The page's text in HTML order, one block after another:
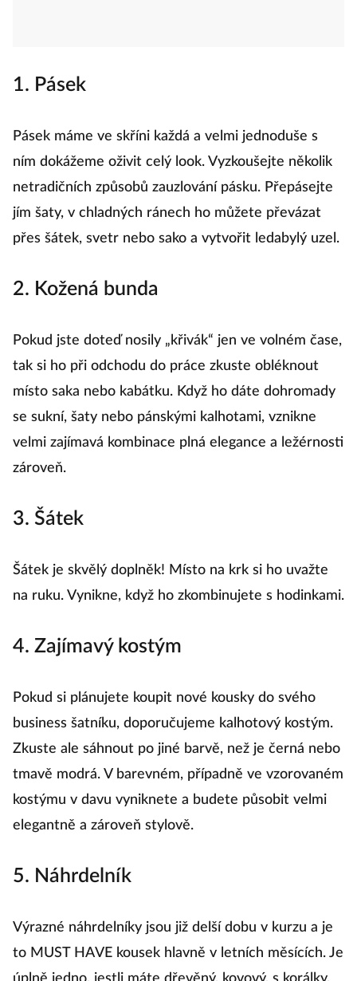
1. Pásek
Pásek máme ve skříni každá a velmi jednoduše s
ním dokážeme oživit celý look. Vyzkoušejte několik
netradičních způsobů zauzlování pásku. Přepásejte
jím šaty, v chladných ránech ho můžete převázat
přes šátek, svetr nebo sako a vytvořit ledabylý uzel.
2. Kožená bunda
Pokud jste doteď nosily „křivák“ jen ve volném čase,
tak si ho při odchodu do práce zkuste obléknout
místo saka nebo kabátku. Když ho dáte dohromady
se sukní, šaty nebo pánskými kalhotami, vznikne
velmi zajímavá kombinace plná elegance a ležérnosti
zároveň.
3. Šátek
Šátek je skvělý doplněk! Místo na krk si ho uvažte
na ruku. Vynikne, když ho zkombinujete s hodinkami.
4. Zajímavý kostým
Pokud si plánujete koupit nové kousky do svého
business šatníku, doporučujeme kalhotový kostým.
Zkuste ale sáhnout po jiné barvě, než je černá nebo
tmavě modrá. V barevném, případně ve vzorovaném
kostýmu v davu vyniknete a budete působit velmi
elegantně a zároveň stylově.
5. Náhrdelník
Výrazné náhrdelníky jsou již delší dobu v kurzu a je
to MUST HAVE kousek hlavně v letních měsících. Je